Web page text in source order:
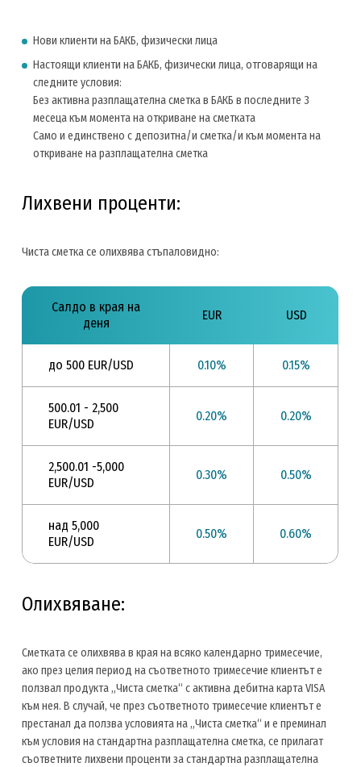
Нови клиенти на БАКБ, физически лица
Настоящи клиенти на БАКБ, физически лица, отговарящи на
следните условия:
Без активна разплащателна сметка в БАКБ в последните 3
месеца към момента на откриване на сметката
Само и единствено с депозитна/и сметка/и към момента на
откриване на разплащателна сметка
Лихвени проценти:
Чиста сметка се олихвява стъпаловидно:
Салдо в края на
деня
EUR USD
до 500 EUR/USD 0.10% 0.15%
500.01 - 2,500
EUR/USD
0.20% 0.20%
2,500.01 -5,000
EUR/USD
0.30% 0.50%
над 5,000
EUR/USD
0.50% 0.60%
Олихвяване:
Сметката се олихвява в края на всяко календарно тримесечие,
ако през целия период на съответното тримесечие клиентът е
ползвал продукта „Чиста сметка“ с активна дебитна карта VISA
към нея. В случай, че през съответното тримесечие клиентът е
престанал да ползва условията на „Чиста сметка“ и е преминал
към условия на стандартна разплащателна сметка, се прилагат
съответните лихвени проценти за стандартна разплащателна